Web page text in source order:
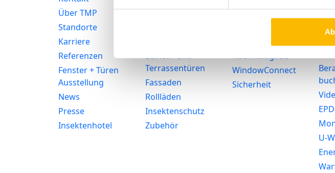
Über TMP
Standorte
Karriere
Referenzen
Fenster + Türen
Ausstellung
News
Presse
Insektenhotel
Kunststofffenster
Balkon- und
Terrassentüren
Fassaden
Rollläden
Insektenschutz
Zubehör
Förderung
Nachhaltigkeit
WindowConnect
Sicherheit
U-